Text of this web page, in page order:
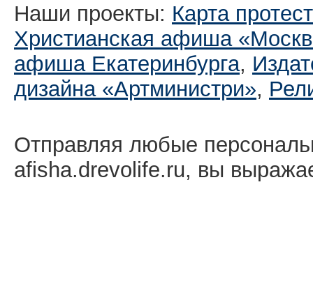
Наши проекты: Карта
Христианская афиша
афиша Екатеринбургa,
дизайна «Артминистри»,
Отправляя любые
afisha.drevolife.ru, вы